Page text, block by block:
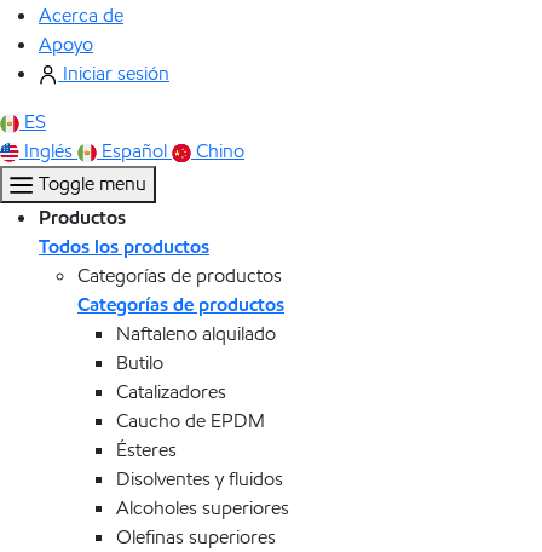
Acerca de
Apoyo
Iniciar sesión
ES
Inglés
Español
Chino
Toggle menu
Productos
Todos los productos
Categorías de productos
Categorías de productos
Naftaleno alquilado
Butilo
Catalizadores
Caucho de EPDM
Ésteres
Disolventes y fluidos
Alcoholes superiores
Olefinas superiores